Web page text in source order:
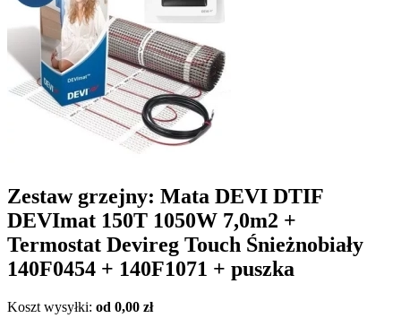
Zestaw grzejny: Mata DEVI DTIF
DEVImat 150T 1050W 7,0m2 +
Termostat Devireg Touch Śnieżnobiały
140F0454 + 140F1071 + puszka
Koszt wysyłki: od 0,00 zł